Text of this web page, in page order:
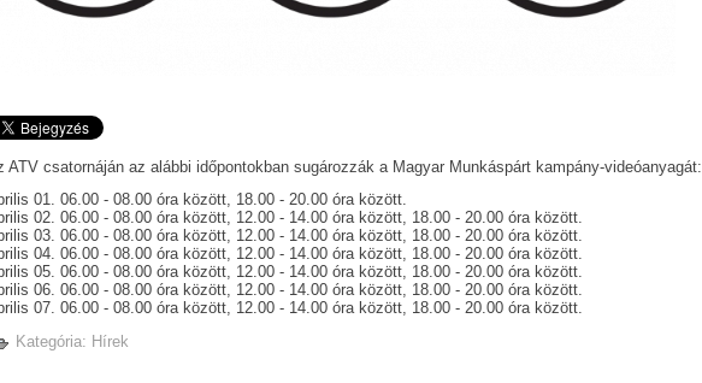
ATV csatornáján az alábbi időpontokban sugározzák a Magyar Munkáspárt kampány-videóanyagát:
01. 06.00 - 08.00 óra között, 18.00 - 20.00 óra között.
02. 06.00 - 08.00 óra között, 12.00 - 14.00 óra között, 18.00 - 20.00 óra között.
03. 06.00 - 08.00 óra között, 12.00 - 14.00 óra között, 18.00 - 20.00 óra között.
04. 06.00 - 08.00 óra között, 12.00 - 14.00 óra között, 18.00 - 20.00 óra között.
05. 06.00 - 08.00 óra között, 12.00 - 14.00 óra között, 18.00 - 20.00 óra között.
06. 06.00 - 08.00 óra között, 12.00 - 14.00 óra között, 18.00 - 20.00 óra között.
07. 06.00 - 08.00 óra között, 12.00 - 14.00 óra között, 18.00 - 20.00 óra között.
Kategória: Hírek